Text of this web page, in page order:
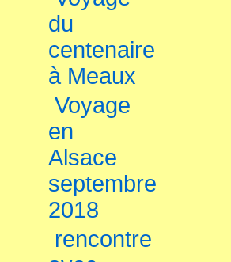
du
centenaire
à Meaux
Voyage
en
Alsace
septembre
2018
rencontre